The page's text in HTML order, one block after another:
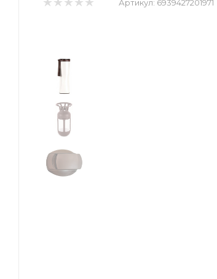
Артикул: 6939427201971